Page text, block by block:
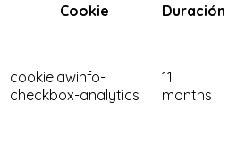
Cookie
Duración
cookielawinfo-
checkbox-analytics
11
months